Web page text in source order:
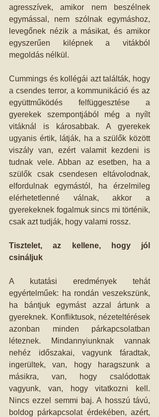
agresszívek, amikor nem beszélnek
egymással, nem szólnak egymáshoz,
levegőnek nézik a másikat, és amikor
egyszerűen kilépnek a vitákból
megoldás nélkül.
Cummings és kollégái azt találták, hogy
a csendes terror, a kommunikáció és az
együttműködés felfüggesztése a
gyerekek szempontjából még a nyílt
vitáknál is károsabbak. A gyerekek
ugyanis értik, látják, ha a szülők között
viszály van, ezért valamit kezdeni is
tudnak vele. Abban az esetben, ha a
szülők csak csendesen eltávolodnak,
elfordulnak egymástól, ha érzelmileg
elérhetetlenné válnak, akkor a
gyerekeknek fogalmuk sincs mi történik,
csak azt tudják, hogy valami rossz.
Tisztelet, az kellene, hogy jól
csináljuk
A kutatási eredmények tehát
egyértelműek: ha rondán veszekszünk,
ha bántjuk egymást azzal ártunk a
gyereknek. Konfliktusok, nézeteltérések
azonban minden párkapcsolatban
léteznek. Mindannyiunknak vannak
nehéz időszakai, vagyunk fáradtak,
ingerültek, van, hogy haragszunk a
másikra, van, hogy csalódottak
vagyunk, van, hogy vitatkozni kell.
Nincs ezzel semmi baj. A hosszú távú,
boldog párkapcsolat érdekében, azért,